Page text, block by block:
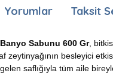
Yorumlar Taksit
Sabunu 600 Gr,
zeytinyağının besleyici
saflığıyla tüm aile